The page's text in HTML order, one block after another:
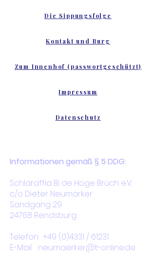
Die Sippungsfolge
Kontakt und Burg
Zum Innenhof (passwortgeschützt)
Impressum
Datenschutz
Informationen gemäß § 5 DDG:
Schlaraffia Bi de Hoge Brüch e.V.
c/o Dieter Neumärker
Sandgang 29
24768 Rendsburg
Telefon: +49 (0)4331 / 61231
E-Mail: neumaerker@t-online.de